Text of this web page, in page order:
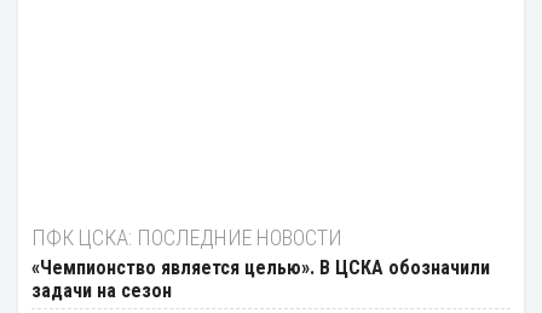
ПФК ЦСКА: ПОСЛЕДНИЕ НОВОСТИ
«Чемпионство является целью». В ЦСКА обозначили
задачи на сезон